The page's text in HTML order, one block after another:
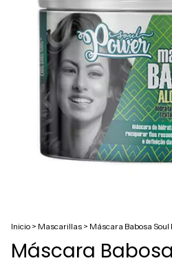
Inicio > Mascarillas > Máscara Babosa
Máscara